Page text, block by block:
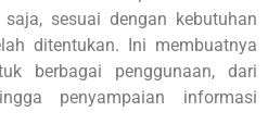
sesuai dengan kebutuhan
ditentukan. Ini membuatnya
berbagai penggunaan, dari
penyampaian informasi